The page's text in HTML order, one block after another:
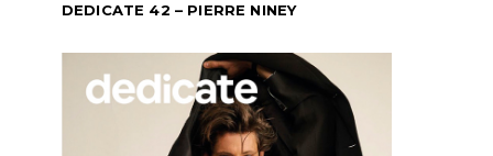
DEDICATE 42 – PIERRE NINEY